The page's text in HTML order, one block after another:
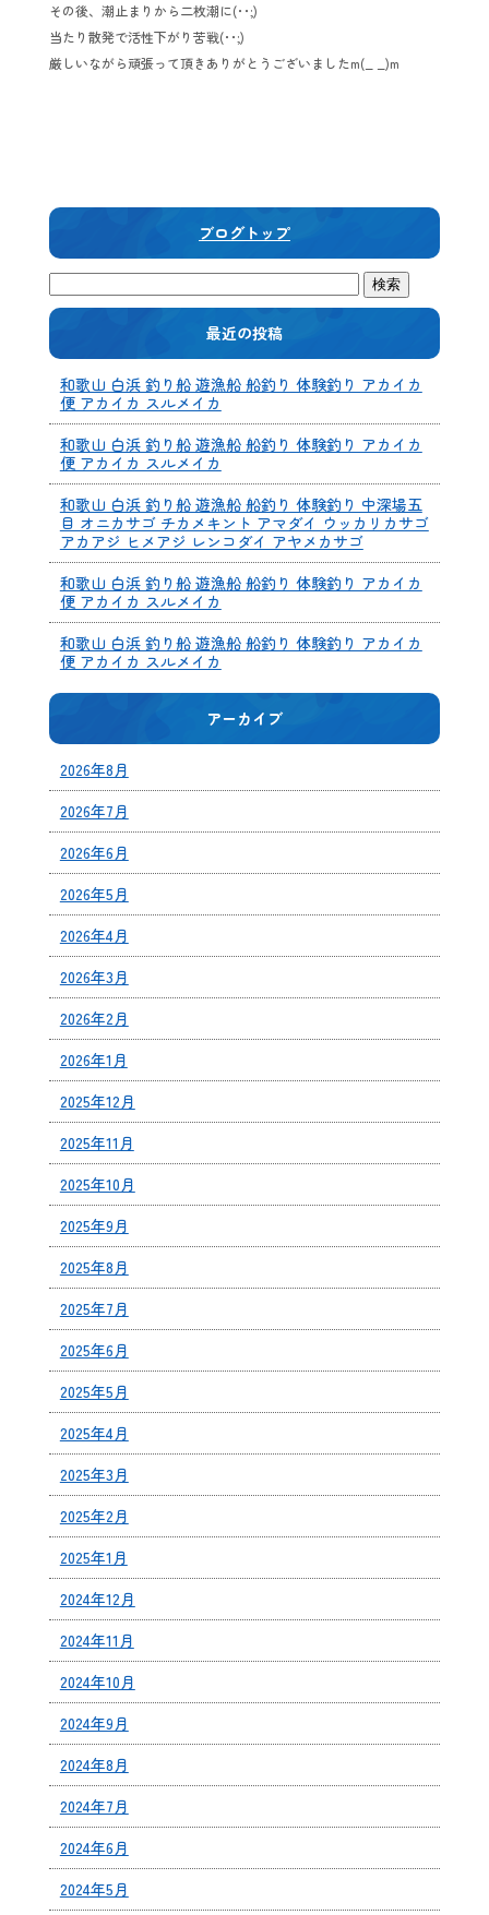
その後、潮止まりから二枚潮に(･･;)
当たり散発で活性下がり苦戦(･･;)
厳しいながら頑張って頂きありがとうございましたm(_ _)m
ブログトップ
最近の投稿
和歌山 白浜 釣り船 遊漁船 船釣り 体験釣り アカイカ
便 アカイカ スルメイカ
和歌山 白浜 釣り船 遊漁船 船釣り 体験釣り アカイカ
便 アカイカ スルメイカ
和歌山 白浜 釣り船 遊漁船 船釣り 体験釣り 中深場五
目 オニカサゴ チカメキント アマダイ ウッカリカサゴ
アカアジ ヒメアジ レンコダイ アヤメカサゴ
和歌山 白浜 釣り船 遊漁船 船釣り 体験釣り アカイカ
便 アカイカ スルメイカ
和歌山 白浜 釣り船 遊漁船 船釣り 体験釣り アカイカ
便 アカイカ スルメイカ
アーカイブ
2026年8月
2026年7月
2026年6月
2026年5月
2026年4月
2026年3月
2026年2月
2026年1月
2025年12月
2025年11月
2025年10月
2025年9月
2025年8月
2025年7月
2025年6月
2025年5月
2025年4月
2025年3月
2025年2月
2025年1月
2024年12月
2024年11月
2024年10月
2024年9月
2024年8月
2024年7月
2024年6月
2024年5月